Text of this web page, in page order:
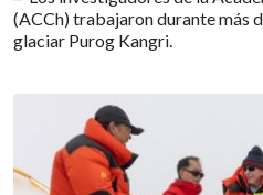
(ACCh) trabajaron durante más
glaciar Purog Kangri.